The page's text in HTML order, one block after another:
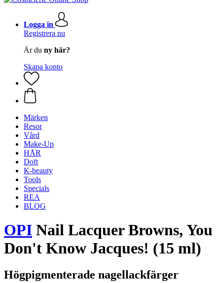
Logga in
Registrera nu
Är du ny här?
Skapa konto
Märken
Resor
Vård
Make-Up
HÅR
Doft
K-beauty
Tools
Specials
REA
BLOG
OPI Nail Lacquer Browns, You
Don't Know Jacques! (15 ml)
Högpigmenterade nagellackfärger